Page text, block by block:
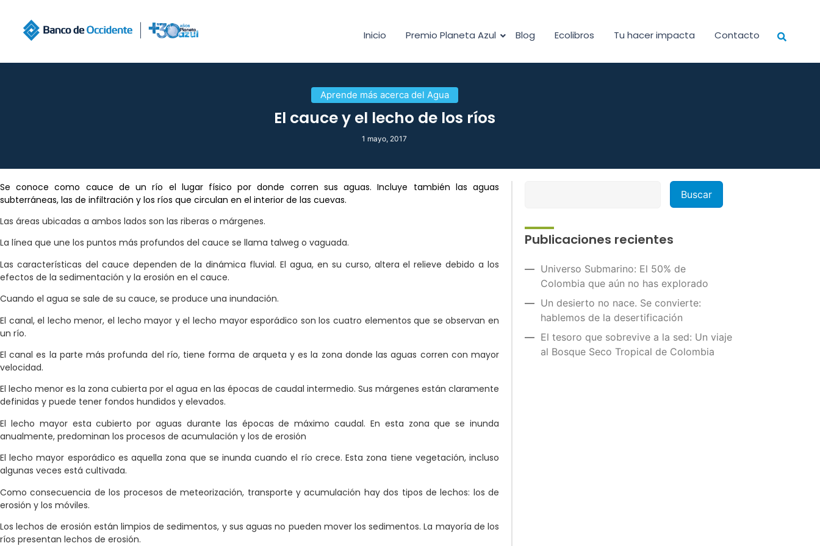
Inicio Premio Planeta Azul Blog Ecolibros Tu hacer impacta Contacto
Aprende más acerca del Agua
El cauce y el lecho de los ríos
1 mayo, 2017
Se conoce como cauce de un río el lugar físico por donde corren sus aguas. Incluye también las aguas
subterráneas, las de infiltración y los ríos que circulan en el interior de las cuevas.
Las áreas ubicadas a ambos lados son las riberas o márgenes.
La línea que une los puntos más profundos del cauce se llama talweg o vaguada.
Las características del cauce dependen de la dinámica fluvial. El agua, en su curso, altera el relieve debido a los
efectos de la sedimentación y la erosión en el cauce.
Cuando el agua se sale de su cauce, se produce una inundación.
El canal, el lecho menor, el lecho mayor y el lecho mayor esporádico son los cuatro elementos que se observan en
un río.
El canal es la parte más profunda del río, tiene forma de arqueta y es la zona donde las aguas corren con mayor
velocidad.
El lecho menor es la zona cubierta por el agua en las épocas de caudal intermedio. Sus márgenes están claramente
definidas y puede tener fondos hundidos y elevados.
El lecho mayor esta cubierto por aguas durante las épocas de máximo caudal. En esta zona que se inunda
anualmente, predominan los procesos de acumulación y los de erosión
El lecho mayor esporádico es aquella zona que se inunda cuando el río crece. Esta zona tiene vegetación, incluso
algunas veces está cultivada.
Como consecuencia de los procesos de meteorización, transporte y acumulación hay dos tipos de lechos: los de
erosión y los móviles.
Los lechos de erosión están limpios de sedimentos, y sus aguas no pueden mover los sedimentos. La mayoría de los
ríos presentan lechos de erosión.
Publicaciones recientes
Universo Submarino: El 50% de
Colombia que aún no has explorado
Un desierto no nace. Se convierte:
hablemos de la desertificación
El tesoro que sobrevive a la sed: Un viaje
al Bosque Seco Tropical de Colombia